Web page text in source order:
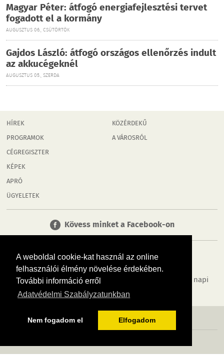
A weboldal cookie-kat használ az online
felhasználói élmény növelése érdekében.
További információ erről
Adatvédelmi Szabályzatunkban
Nem fogadom el Elfogadom
Magyar Péter: átfogó energiafejlesztési tervet
fogadott el a kormány
AUGUSZTUS 06., CSÜTÖRTÖK
Gajdos László: átfogó országos ellenőrzés indult
az akkucégeknél
AUGUSZTUS 05., SZERDA
HÍREK
PROGRAMOK
CÉGREGISZTER
KÉPEK
APRÓ
ÜGYELETEK
KÖZÉRDEKŰ
A VÁROSRÓL
Kövess minket a Facebook-on
Tudj meg többet városodról! Hírek, programok, képek, napi
menü, cégek…. és minden, ami Győr
MÉDIAAJÁNLÓ ADATVÉDELEM IMPRESSZUM RÓLUNK